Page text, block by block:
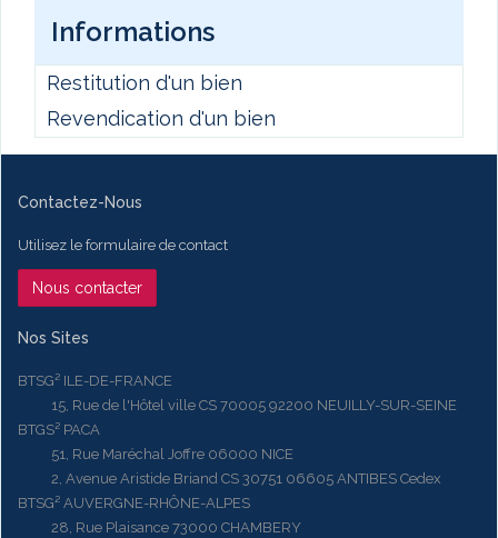
Informations
Restitution d'un bien
Revendication d'un bien
Contactez-Nous
Utilisez le formulaire de contact
Nous contacter
Nos Sites
BTSG² ILE-DE-FRANCE
15, Rue de l'Hôtel ville CS 70005 92200 NEUILLY-SUR-SEINE
BTGS² PACA
51, Rue Maréchal Joffre 06000 NICE
2, Avenue Aristide Briand CS 30751 06605 ANTIBES Cedex
BTSG² AUVERGNE-RHÔNE-ALPES
28, Rue Plaisance 73000 CHAMBERY